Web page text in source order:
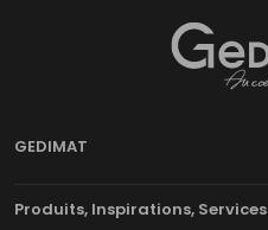
GEDIMAT
Produits, Inspirations, Services